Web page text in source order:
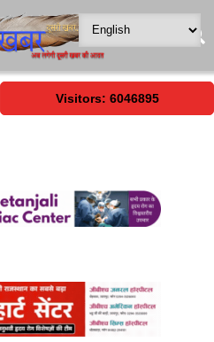
Visitors: 6046895